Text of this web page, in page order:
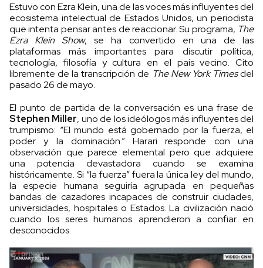
Estuvo con Ezra Klein, una de las voces más influyentes del
ecosistema intelectual de Estados Unidos, un periodista
que intenta pensar antes de reaccionar. Su programa, The
Ezra Klein Show, se ha convertido en una de las
plataformas más importantes para discutir política,
tecnología, filosofía y cultura en el país vecino. Cito
libremente de la transcripción de The New York Timesdel
pasado 26 de mayo.
El punto de partida de la conversación es una frase de
Stephen Miller, uno de los ideólogos más influyentes del
trumpismo: “El mundo está gobernado por la fuerza, el
poder y la dominación.” Harari responde con una
observación que parece elemental pero que adquiere
una potencia devastadora cuando se examina
históricamente. Si “la fuerza” fuera la única ley del mundo,
la especie humana seguiría agrupada en pequeñas
bandas de cazadores incapaces de construir ciudades,
universidades, hospitales o Estados. La civilización nació
cuando los seres humanos aprendieron a confiar en
desconocidos.